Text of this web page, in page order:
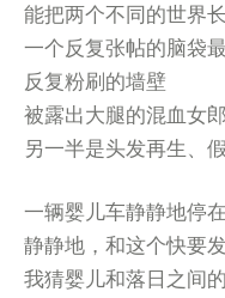
能把两个不同的世界
一个反复张帖的脑袋
反复粉刷的墙壁
被露出大腿的混血女
另一半是头发再生、
一辆婴儿车静静地停
静静地，和这个快要
我猜婴儿和落日之间